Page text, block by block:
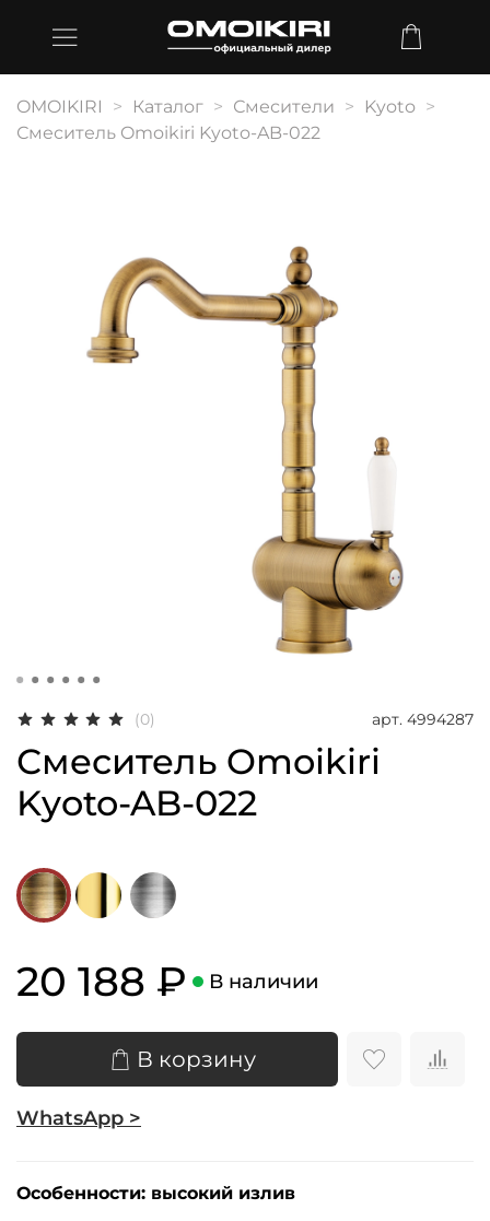
OMOIKIRI Каталог Смесители
Kyoto
Смеситель Omoikiri Kyoto-AB-022
(0) арт. 4994287
Смеситель Omoikiri
Kyoto-AB-022
20 188 ₽ В наличии
В корзину
WhatsApp >
Особенности: высокий излив